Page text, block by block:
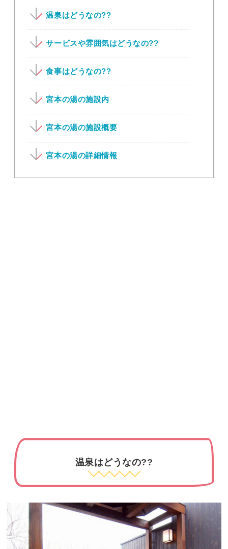
温泉はどうなの??
サービスや雰囲気はどうなの??
食事はどうなの??
宮本の湯の施設内
宮本の湯の施設概要
宮本の湯の詳細情報
温泉はどうなの??